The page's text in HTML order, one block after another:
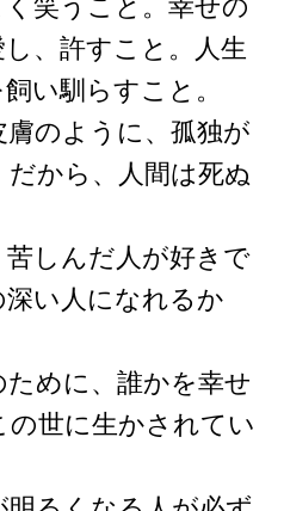
、許すこと。人生
い馴らすこと。
のように、孤独が
から、人間は死ぬ
しんだ人が好きで
い人になれるか
めに、誰かを幸せ
世に生かされてい